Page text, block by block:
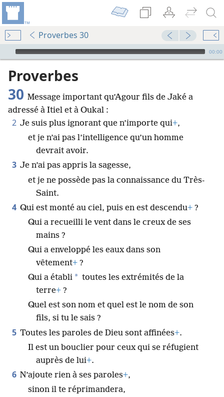
Proverbes 30
Audio Player
00:00
Proverbes
30 Message important qu’Agour fils de Jaké a
adressé à Itiel et à Oukal :
2 Je suis plus ignorant que n’importe qui+,
et je n’ai pas l’intelligence qu’un homme
devrait avoir.
3 Je n’ai pas appris la sagesse,
et je ne possède pas la connaissance du Très-
Saint.
4 Qui est monté au ciel, puis en est descendu+ ?
Qui a recueilli le vent dans le creux de ses
mains ?
Qui a enveloppé les eaux dans son
vêtement+ ?
Qui a établi * toutes les extrémités de la
terre+ ?
Quel est son nom et quel est le nom de son
fils, si tu le sais ?
5 Toutes les paroles de Dieu sont affinées+.
Il est un bouclier pour ceux qui se réfugient
auprès de lui+.
6 N’ajoute rien à ses paroles+,
sinon il te réprimandera,